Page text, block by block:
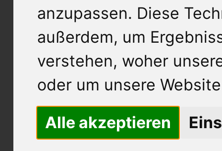
anzupassen. Diese
außerdem, um
verstehen, woher
oder um unsere
Alle akzeptieren